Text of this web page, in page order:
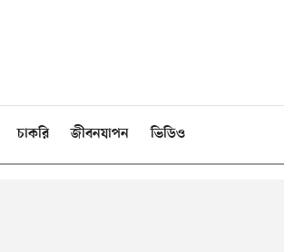
চাকরি জীবনযাপন ভিডিও